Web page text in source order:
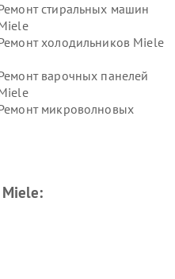
стиральных машин
холодильников Miele
варочных панелей
микроволновых
пылесосов Miele
Miele: